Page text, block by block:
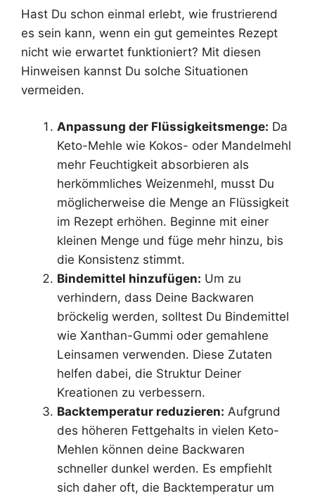
Hast Du schon einmal erlebt, wie frustrierend
es sein kann, wenn ein gut gemeintes Rezept
nicht wie erwartet funktioniert? Mit diesen
Hinweisen kannst Du solche Situationen
vermeiden.
Anpassung der Flüssigkeitsmenge: Da
Keto-Mehle wie Kokos- oder Mandelmehl
mehr Feuchtigkeit absorbieren als
herkömmliches Weizenmehl, musst Du
möglicherweise die Menge an Flüssigkeit
im Rezept erhöhen. Beginne mit einer
kleinen Menge und füge mehr hinzu, bis
die Konsistenz stimmt.
Bindemittel hinzufügen: Um zu
verhindern, dass Deine Backwaren
bröckelig werden, solltest Du Bindemittel
wie Xanthan-Gummi oder gemahlene
Leinsamen verwenden. Diese Zutaten
helfen dabei, die Struktur Deiner
Kreationen zu verbessern.
Backtemperatur reduzieren: Aufgrund
des höheren Fettgehalts in vielen Keto-
Mehlen können deine Backwaren
schneller dunkel werden. Es empfiehlt
sich daher oft, die Backtemperatur um